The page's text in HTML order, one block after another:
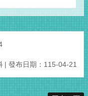
發布日期：115-04-21